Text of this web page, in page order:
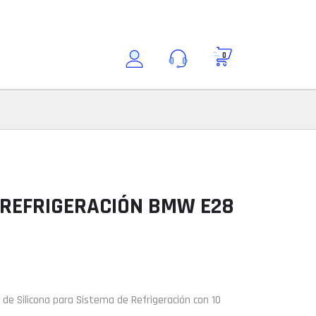
0
BMW E28
Silicona para Sistema de Refrigeración con 10